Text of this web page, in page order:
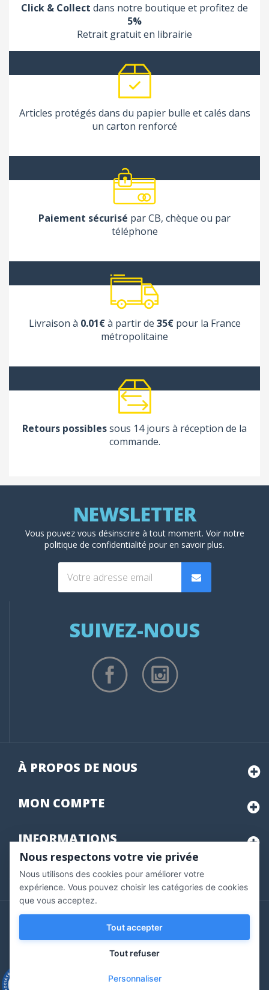
Click & Collect dans notre boutique et profitez de
5%
Retrait gratuit en librairie
Articles protégés dans du papier bulle et calés dans
un carton renforcé
Paiement sécurisé par CB, chèque ou par
téléphone
Livraison à 0.01€à partir de 35€pour la France
métropolitaine
Retours possiblessous 14 jours à réception de la
commande.
Vous pouvez vous désinscrire à tout moment. Voir notre
politique de confidentialité pour en savoir plus.
SUIVEZ-NOUS
À PROPOS DE NOUS
MON COMPTE
INFORMATIONS
Marchand approuvé par la Société des Avis Garantis,
pour vérifier .
Copyright © 2020 Vernazobres Grego - tous droits
réservés.
Nous respectons votre vie privée
Nous utilisons des cookies pour améliorer votre
expérience. Vous pouvez choisir les catégories de cookies
que vous acceptez.
Tout accepter
Tout refuser
Personnaliser